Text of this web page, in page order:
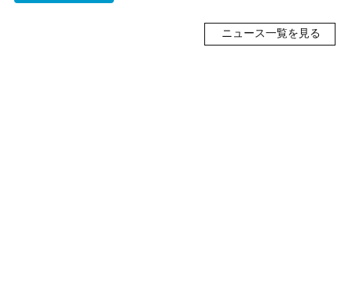
ニュース一覧を見る